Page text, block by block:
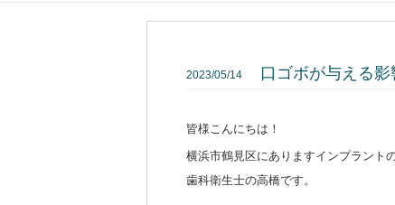
2023/05/14 口ゴボが与える
皆様こんにちは！
横浜市鶴見区にありますインプラント
歯科衛生士の高橋です。